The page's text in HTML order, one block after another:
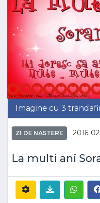
Imagine cu 3
ZI DE NASTERE 2016-
La multi ani